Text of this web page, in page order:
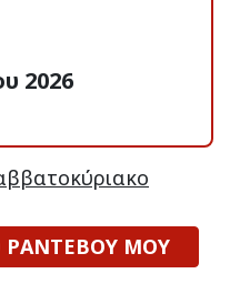
2026
ΡΑΝΤΕΒΟΥ ΜΟΥ